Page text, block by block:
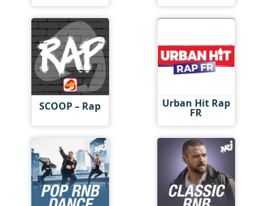
SCOOP – Rap Urban Hit Rap
FR